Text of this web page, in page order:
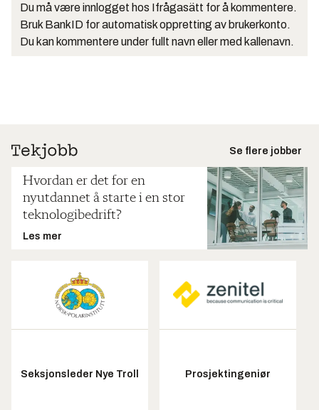
Du må være innlogget hos Ifrågasätt for å kommentere.
Bruk BankID for automatisk oppretting av brukerkonto.
Du kan kommentere under fullt navn eller med kallenavn.
Se flere jobber
Hvordan er det for en
nyutdannet å starte i en stor
teknologibedrift?
Les mer
Seksjonsleder Nye Troll Prosjektingeniør